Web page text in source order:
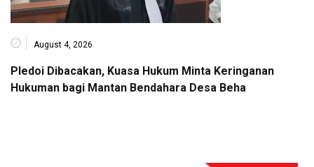
August 4, 2026
Pledoi Dibacakan, Kuasa Hukum Minta Keringanan
Hukuman bagi Mantan Bendahara Desa Beha